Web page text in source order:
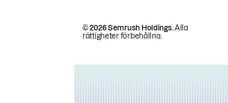
© 2026 Semrush Holdings.Alla
rättigheter förbehållna.